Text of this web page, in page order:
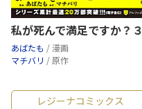
私が死んで満足ですか？３
あばたも / 漫画
マチバリ / 原作
レジーナコミックス